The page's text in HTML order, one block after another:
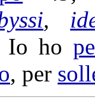
,
ho
, per